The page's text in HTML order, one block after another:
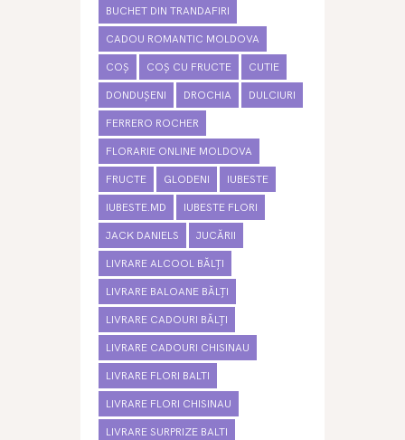
BUCHET DIN TRANDAFIRI
CADOU ROMANTIC MOLDOVA
COȘ COȘ CU FRUCTE CUTIE
DONDUȘENI DROCHIA DULCIURI
FERRERO ROCHER
FLORARIE ONLINE MOLDOVA
FRUCTE GLODENI IUBESTE
IUBESTE.MD IUBESTE FLORI
JACK DANIELS JUCĂRII
LIVRARE ALCOOL BĂLȚI
LIVRARE BALOANE BĂLȚI
LIVRARE CADOURI BĂLȚI
LIVRARE CADOURI CHISINAU
LIVRARE FLORI BALTI
LIVRARE FLORI CHISINAU
LIVRARE SURPRIZE BALTI